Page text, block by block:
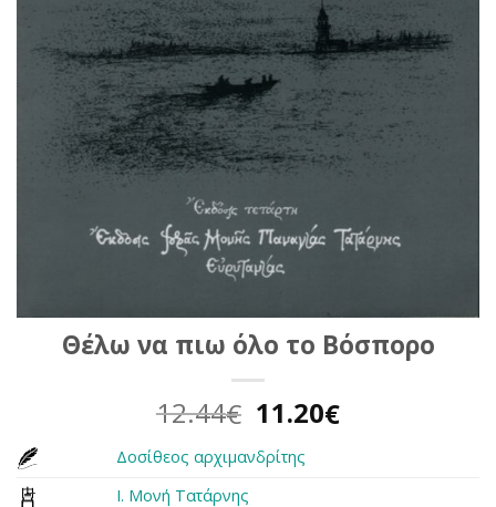
Θέλω να πιω όλο το Βόσπορο
12.44€ Original
was:
11.20€Η
Δοσίθεος αρχιμανδρίτης
Ι. Μονή Τατάρνης